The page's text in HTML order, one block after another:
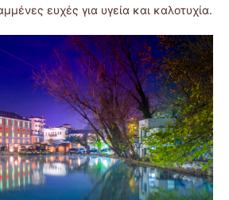
ευχές για υγεία και καλοτυχία.